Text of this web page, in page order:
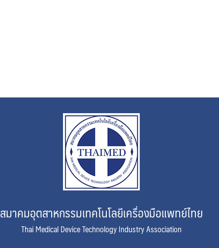
สมาคมอุตสาหกรรมเทคโนโลยีเครื่องมือแพทย์ไทย
Thai Medical Device Technology Industry Association